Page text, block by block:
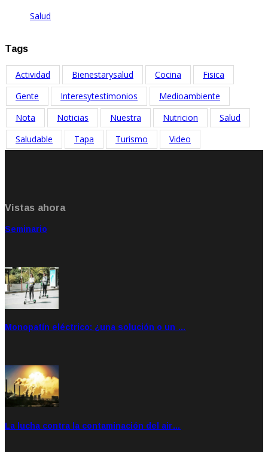
Salud
Tags
Actividad Bienestarysalud Cocina
Fisica
Gente
Interesytestimonios
Medioambiente
Nota
Noticias Nuestra Nutricion
Salud
Saludable
Tapa Turismo Video
Vistas ahora
Seminario
Monopatín eléctrico: ¿una solución o un …
La lucha contra la contaminación del air…